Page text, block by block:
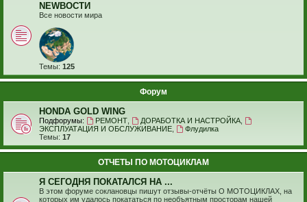
NEWВОСТИ
Все новости мира
Темы: 125
Форум
HONDA GOLD WING
Подфорумы: РЕМОНТ, ДОРАБОТКА И НАСТРОЙКА,
ЭКСПЛУАТАЦИЯ И ОБСЛУЖИВАНИЕ
Флудилка
Темы: 17
ОТЧЕТЫ ПО МОТОЦИКЛАМ
Я СЕГОДНЯ ПОКАТАЛСЯ НА ...
В этом форуме соклановцы пишут отзывы-отчёты О МОТОЦИКЛАХ, на
которых им удалось покататься по необъятным просторам нашей